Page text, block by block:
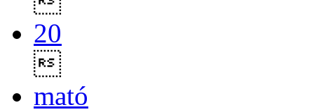
20
mató